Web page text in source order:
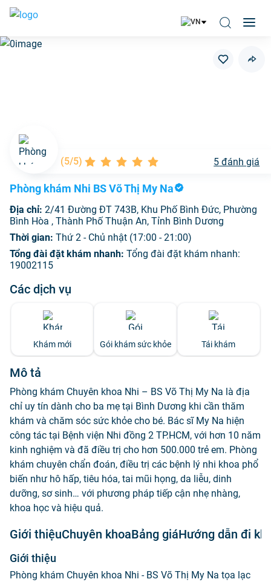
(5/5) 5 đánh giá
Phòng khám Nhi BS Võ Thị My Na
Địa chỉ: 2/41 Đường ĐT 743B, Khu Phố Bình Đức, Phường
Bình Hòa , Thành Phố Thuận An, Tỉnh Bình Dương
Thời gian: Thứ 2 - Chủ nhật (17:00 - 21:00)
Tổng đài đặt khám nhanh: Tổng đài đặt khám nhanh:
19002115
Các dịch vụ
Khám mới Gói khám sức khỏe Tái khám
Mô tả
Phòng khám Chuyên khoa Nhi – BS Võ Thị My Na là địa
chỉ uy tín dành cho ba mẹ tại Bình Dương khi cần thăm
khám và chăm sóc sức khỏe cho bé. Bác sĩ My Na hiện
công tác tại Bệnh viện Nhi đồng 2 TP.HCM, với hơn 10 năm
kinh nghiệm và đã điều trị cho hơn 500.000 trẻ em. Phòng
khám chuyên chẩn đoán, điều trị các bệnh lý nhi khoa phổ
biến như hô hấp, tiêu hóa, tai mũi họng, da liễu, dinh
dưỡng, sơ sinh… với phương pháp tiếp cận nhẹ nhàng,
khoa học và hiệu quả.
Giới thiệuChuyên khoaBảng giáHướng dẫn đi
Giới thiệu
Phòng khám Chuyên khoa Nhi - BS Võ Thị My Na tọa lạc